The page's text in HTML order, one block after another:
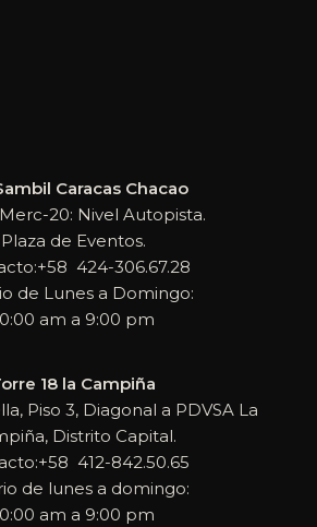
Caracas Chacao
20: Nivel Autopista.
Plaza de Eventos.
424-306.67.28
de Lunes a Domingo:
am a 9:00 pm
18 la Campiña
Piso 3, Diagonal a PDVSA La
Distrito Capital.
412-842.50.65
de lunes a domingo:
am a 9:00 pm